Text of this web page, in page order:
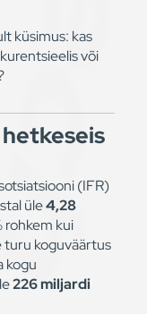
küsimus: kas
või
(IFR)
üle4,28
rohkem kui
turu koguväärtus
kogu
226 miljardi